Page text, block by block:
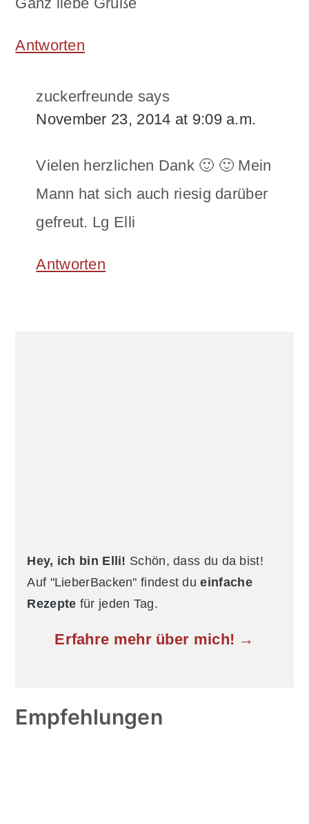
Antworten
zuckerfreunde says
November 23, 2014 at 9:09 a.m.
Vielen herzlichen Dank 🙂 🙂 Mein
Mann hat sich auch riesig darüber
gefreut. Lg Elli
Antworten
Hey, ich bin Elli! Schön, dass du da bist!
Auf "LieberBacken" findest dueinfache
Rezepte für jeden Tag.
Erfahre mehr über mich! →
Empfehlungen